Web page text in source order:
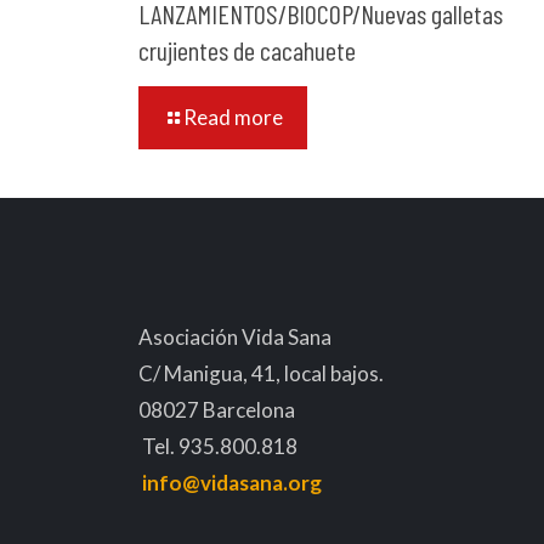
LANZAMIENTOS/BIOCOP/Nuevas galletas
crujientes de cacahuete
Read more
Asociación Vida Sana
C/ Manigua, 41, local bajos.
08027 Barcelona
Tel. 935.800.818
info@vidasana.org